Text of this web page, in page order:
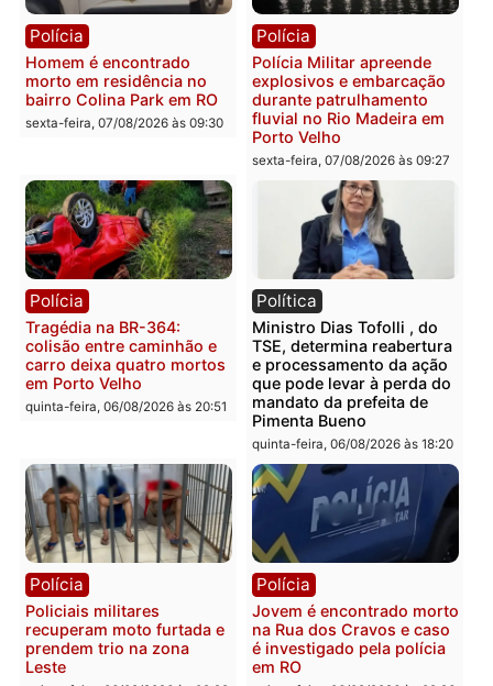
Polícia
Casal é preso pela PRF
com mais de 72 quilos de
mercúrio escondidos em
Polícia
Polícia Civil deflagra
operação contra facção
criminosa que atacava
provedores de internet
Rondônia
sexta-feira, 07/08/2026 às
Polícia
Homem é encontrado
morto em residência no
bairro Colina Park em RO
Polícia
Polícia Militar apreende
explosivos e
durante patrulhamento
fluvial no Rio Madeira em
Porto Velho
sexta-feira, 07/08/2026 às
Polícia
Tragédia na BR-364:
Política
Ministro Dias Tofolli , do